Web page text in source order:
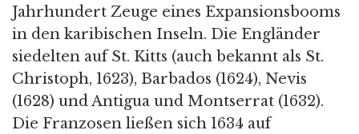
Jahrhundert Zeuge eines Expansionsbooms
in den karibischen Inseln. Die Engländer
siedelten auf St. Kitts (auch bekannt als St.
Christoph, 1623), Barbados (1624), Nevis
(1628) und Antigua und Montserrat (1632).
Die Franzosen ließen sich 1634 auf